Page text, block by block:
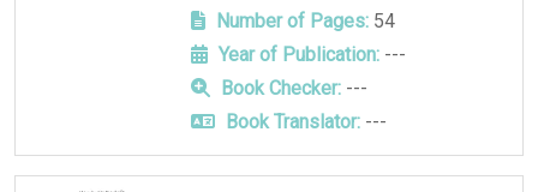
Number of Pages:54
Year of Publication:---
Book Checker:---
Book Translator:---